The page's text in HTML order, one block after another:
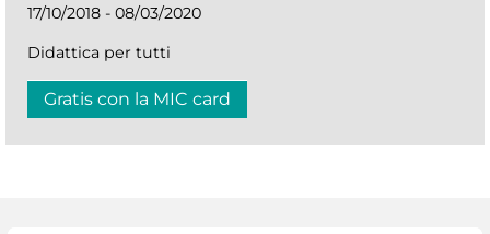
17/10/2018 - 08/03/2020
Didattica per tutti
Gratis con la MIC card